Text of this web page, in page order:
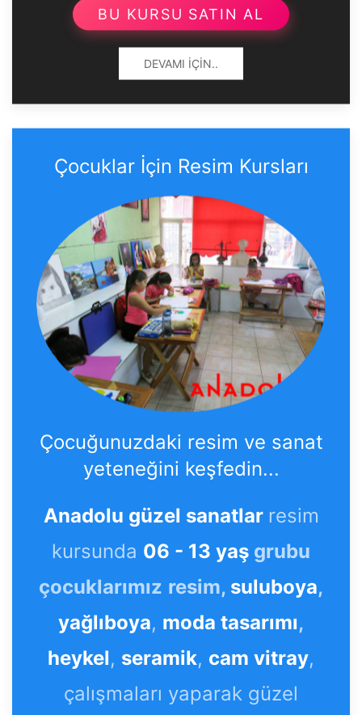
BU KURSU SATIN AL
DEVAMI İÇIN..
Çocuklar İçin Resim Kursları
Çocuğunuzdaki resim ve sanat
yeteneğini keşfedin...
Anadolu güzel sanatlar resim
kursunda 06 - 13 yaş grubu
çocuklarımız resim, suluboya,
yağlıboya, moda tasarımı,
heykel, seramik, cam vitray,
çalışmaları yaparak güzel